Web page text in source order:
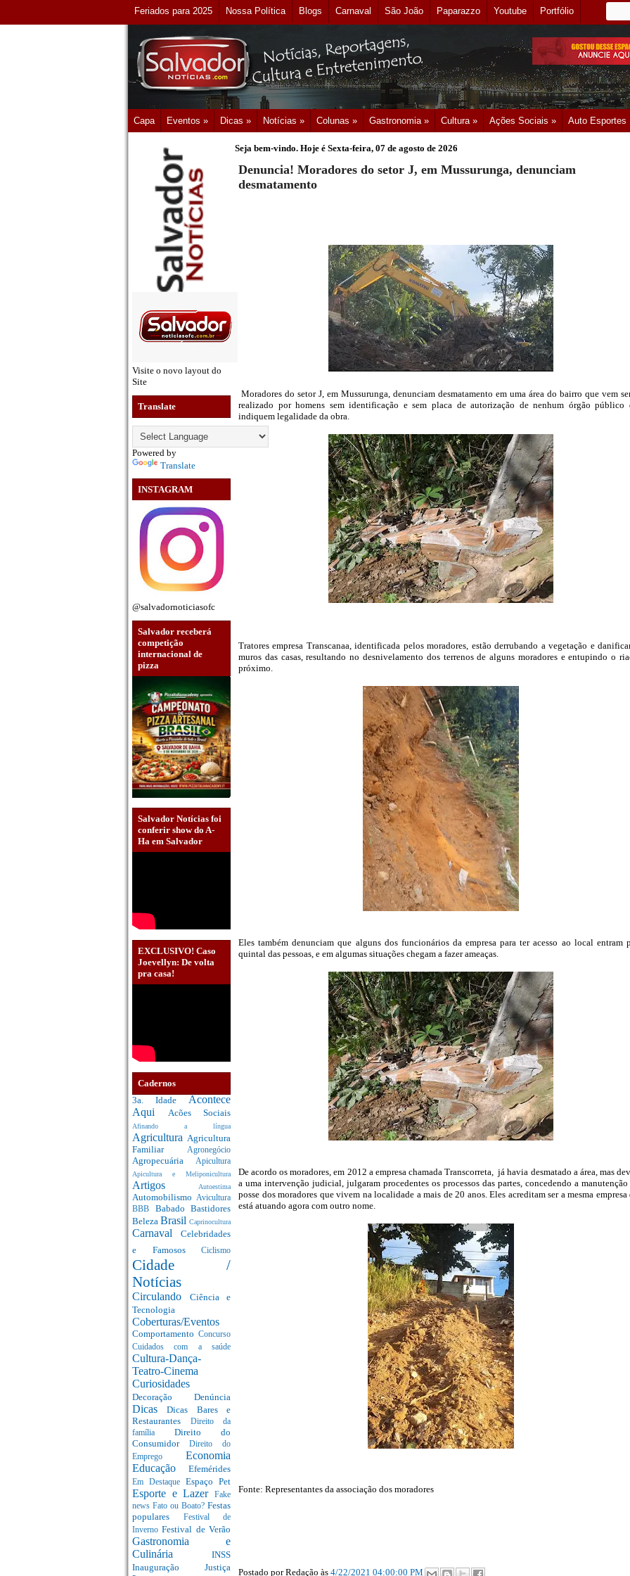
Feriados para 2025 Nossa Política Blogs Carnaval São João Paparazzo Youtube Portfólio
Capa Eventos » Dicas » Notícias » Colunas » Gastronomia » Cultura » Ações Sociais » Auto Esportes
Visite o novo layout do
Site
Translate
Powered by
Translate
INSTAGRAM
@salvadornoticiasofc
Salvador receberá
competição
internacional de
pizza
Salvador Notícias foi
conferir show do A-
Ha em Salvador
EXCLUSIVO! Caso
Joevellyn: De volta
pra casa!
Cadernos
3a. Idade Acontece
Aqui Acões Sociais
Afinando a língua
Agricultura Agricultura
Familiar Agronegócio
Agropecuária Apicultura
Apicultura e Meliponicultura
Artigos Autoestima
Automobilismo Avicultura
BBB Babado Bastidores
Beleza Brasil Caprinocultura
Carnaval Celebridades
e Famosos Ciclismo
Cidade /
Notícias
Circulando Ciência e
Tecnologia
Coberturas/Eventos
Comportamento Concurso
Cuidados com a saúde
Cultura-Dança-
Teatro-Cinema
Curiosidades
Decoração Denúncia
DicasDicas Bares e
Restaurantes
Direito da
família Direito do
Consumidor Direito do
Emprego Economia
Educação Efemérides
Em Destaque Espaço Pet
Esporte e Lazer
Fake
news Fato ou Boato? Festas
populares
Festival de
InvernoFestival de Verão
Gastronomia e
Culinária INSS
Inauguração Justiça
Seja bem-vindo. Hoje é Sexta-feira, 07 de agosto de 2026
Denuncia! Moradores do setor J, em Mussurunga, denunciam
desmatamento
Moradores do setor J, em Mussurunga, denunciam desmatamento em uma área do bairro que vem
realizado por homens sem identificação e sem placa de autorização de nenhum órgão público
indiquem legalidade da obra.
Tratores empresa Transcanaa, identificada pelos moradores, estão derrubando a vegetação e
muros das casas, resultando no desnivelamento dos terrenos de alguns moradores e entupindo o
próximo.
Eles também denunciam que alguns dos funcionários da empresa para ter acesso ao local entram
quintal das pessoas, e em algumas situações chegam a fazer ameaças.
De acordo os moradores, em 2012 a empresa chamada Transcorreta, já havia desmatado a área, mas
a uma intervenção judicial, julgaram procedentes os processos das partes, concedendo a manutenção
posse dos moradores que vivem na localidade a mais de 20 anos. Eles acreditam ser a mesma empresa
está atuando agora com outro nome.
Fonte: Representantes da associação dos moradores
Postado porRedação às 4/22/2021 04:00:00 PM